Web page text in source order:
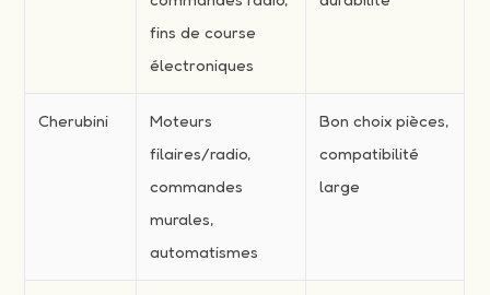
fins de course
électroniques
Cherubini
Moteurs
filaires/radio,
commandes
murales,
automatismes
Bon choix pièces,
compatibilité
large